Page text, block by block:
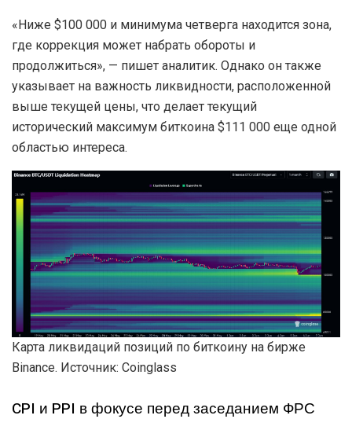
«Ниже $100 000 и минимума четверга находится зона,
где коррекция может набрать обороты и
продолжиться», — пишет аналитик. Однако он также
указывает на важность ликвидности, расположенной
выше текущей цены, что делает текущий
исторический максимум биткоина $111 000 еще одной
областью интереса.
Карта ликвидаций позиций по биткоину на бирже
Binance. Источник: Coinglass
CPI и PPI в фокусе перед заседанием ФРС